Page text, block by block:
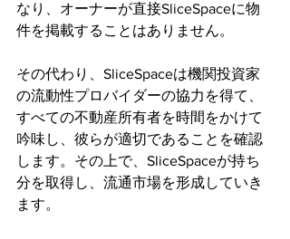
なり、オーナーが直接SliceSpaceに物
件を掲載することはありません。
その代わり、SliceSpaceは機関投資家
の流動性プロバイダーの協力を得て、
すべての不動産所有者を時間をかけて
吟味し、彼らが適切であることを確認
します。その上で、SliceSpaceが持ち
分を取得し、流通市場を形成していき
ます。